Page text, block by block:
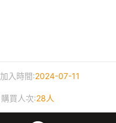
加入時間:2024-07-11
購買人次:28人